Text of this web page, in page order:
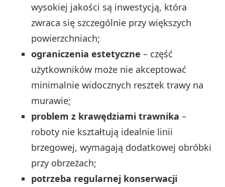
wysokiej jakości są inwestycją, która
zwraca się szczególnie przy większych
powierzchniach;
ograniczenia estetyczne – część
użytkowników może nie akceptować
minimalnie widocznych resztek trawy na
murawie;
problem z krawędziami trawnika –
roboty nie kształtują idealnie linii
brzegowej, wymagają dodatkowej obróbki
przy obrzeżach;
potrzeba regularnej konserwacji